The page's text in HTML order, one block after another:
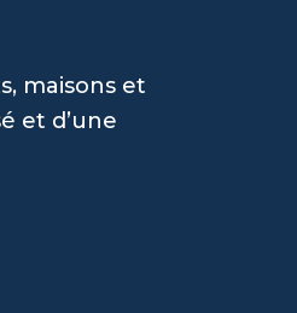
maisons et
et d’une